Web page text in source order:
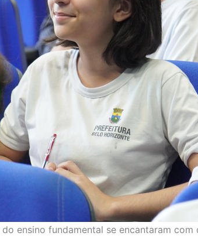
ensino fundamental se encantaram